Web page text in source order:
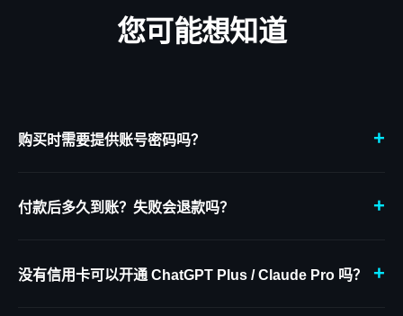
您可能想知道
购买时需要提供账号密码吗？ +
和封号风险。
付款后多久到账？失败会退款吗？ +
功充值，可全额退款。
没有信用卡可以开通 ChatGPT Plus / Claude Pro 吗？ +